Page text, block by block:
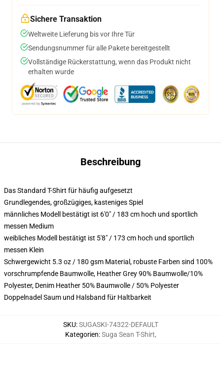
Sichere Transaktion
Weltweite Lieferung bis vor Ihre Tür
Sendungsnummer für alle Pakete bereitgestellt
Vollständige Rückerstattung, wenn das Produkt nicht
erhalten wurde
Beschreibung
Das Standard T-Shirt für häufig aufgesetzt
Grundlegendes, großzügiges, kasteniges Spiel
männliches Modell bestätigt ist 6'0" / 183 cm hoch und sportlich
messen Medium
weibliches Modell bestätigt ist 5'8" / 173 cm hoch und sportlich
messen Klein
Schwergewicht 5.3 oz / 180 gsm Material, robuste Farben sind 100%
vorschrumpfende Baumwolle, Heather Grey 90% Baumwolle/10%
Polyester, Denim Heather 50% Baumwolle / 50% Polyester
Doppelnadel Saum und Halsband für Haltbarkeit
SKU:SUGASKI-74322-DEFAULT
Kategorien:Suga Sean T-Shirt,